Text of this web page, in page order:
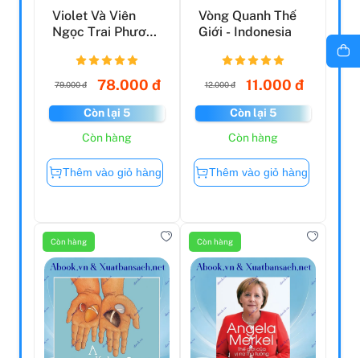
Violet Và Viên
Ngọc Trai Phương
79.000 đ 78.000 đ
Còn lại 5
Còn hàng
Thêm vào giỏ hàng
Vòng Quanh Thế
Giới - Indonesia
12.000 đ 11.000 đ
Còn lại 5
Còn hàng
Thêm vào giỏ hàng
Còn hàng Còn hàng